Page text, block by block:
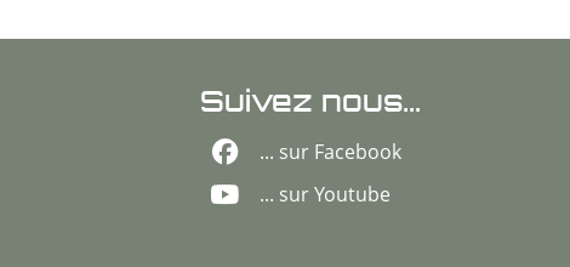
Suivez nous...
... sur Facebook
... sur Youtube